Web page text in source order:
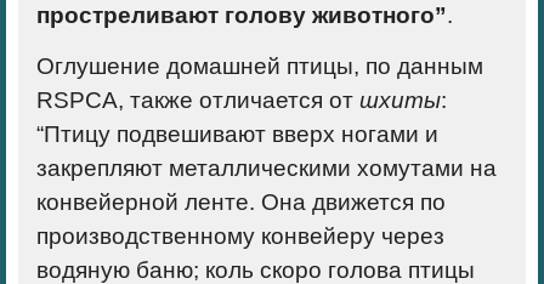
простреливают голову животного”.
Оглушение домашней птицы, по данным
RSPCA, также отличается от шхиты:
“Птицу подвешивают вверх ногами и
закрепляют металлическими хомутами на
конвейерной ленте. Она движется по
производственному конвейеру через
водяную баню; коль скоро голова птицы